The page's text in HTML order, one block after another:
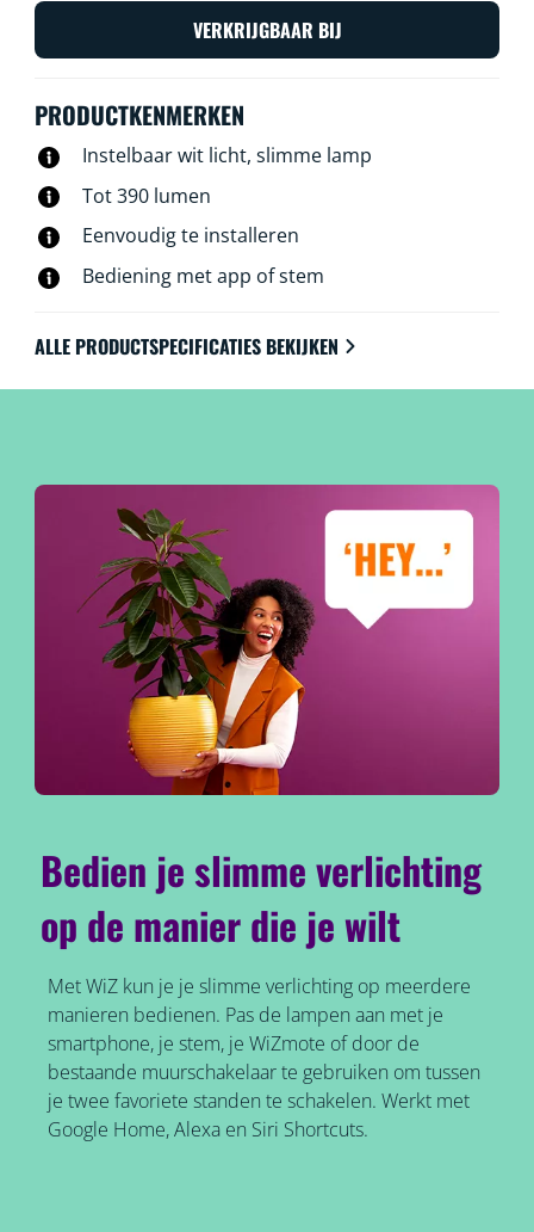
VERKRIJGBAAR BIJ
PRODUCTKENMERKEN
Instelbaar wit licht, slimme lamp
Tot 390 lumen
Eenvoudig te installeren
Bediening met app of stem
ALLE PRODUCTSPECIFICATIES BEKIJKEN
Bedien je slimme verlichting
op de manier die je wilt
Met WiZ kun je je slimme verlichting op meerdere
manieren bedienen. Pas de lampen aan met je
smartphone, je stem, je WiZmote of door de
bestaande muurschakelaar te gebruiken om tussen
je twee favoriete standen te schakelen. Werkt met
Google Home, Alexa en Siri Shortcuts.